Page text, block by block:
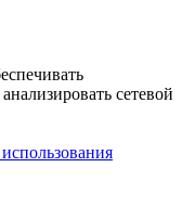
сетевой